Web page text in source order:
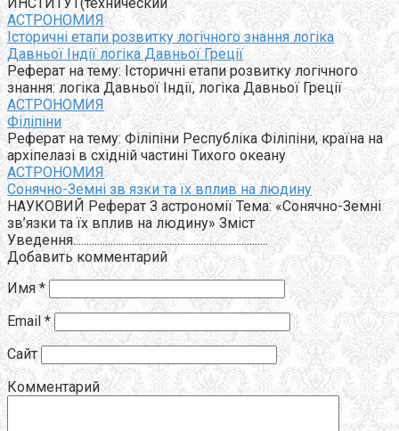
АСТРОНОМИЯ
Історичні етапи розвитку логічного знання логіка
Давньої Індії логіка Давньої Греції
Реферат на тему: Історичні етапи розвитку логічного
знання: логіка Давньої Індії, логіка Давньої Греції
АСТРОНОМИЯ
Філіпіни
Реферат на тему: Філіпіни Республіка Філіпіни, країна на
архіпелазі в східній частині Тихого океану
АСТРОНОМИЯ
Сонячно-Земні зв язки та їх вплив на людину
НАУКОВИЙ Реферат З астрономії Тема: «Сонячно-Земні
зв’язки та їх вплив на людину» Зміст
Уведення.........................................................................
Добавить комментарий
Имя *
Email *
Сайт
Комментарий